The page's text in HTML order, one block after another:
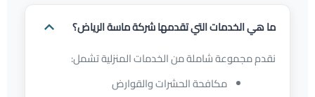
ما هي الخدمات التي تقدمها شركة ماسة الرياض؟
نقدم مجموعة شاملة من الخدمات المنزلية تشمل:
مكافحة الحشرات والقوارض